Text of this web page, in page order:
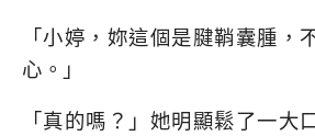
「小婷，妳這個是腱鞘囊腫，
心。」
「真的嗎？」她明顯鬆了一大